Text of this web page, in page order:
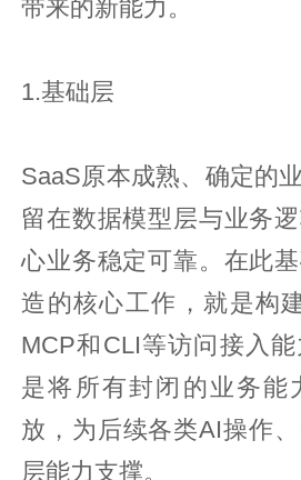
带来的新能力。
1.基础层
SaaS原本成熟、确定的
留在数据模型层与业务
心业务稳定可靠。在此
造的核心工作，就是构
MCP和CLI等访问接入
是将所有封闭的业务能
放，为后续各类AI操作
层能力支撑。